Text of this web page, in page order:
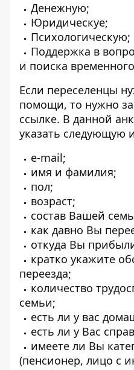
Денежную;
Юридическуе;
Психологическую;
Поддержка в
и поиска
Если переселенцы
помощи, то нужно
ссылке. В данной
указать следующую
e-mail;
имя и фамилия;
пол;
возраст;
состав Вашей
как давно Вы
откуда Вы
кратко укажите
переезда;
количество
семьи;
есть ли у вас
есть ли у Вас
имеете ли Вы
(пенсионер, лицо с